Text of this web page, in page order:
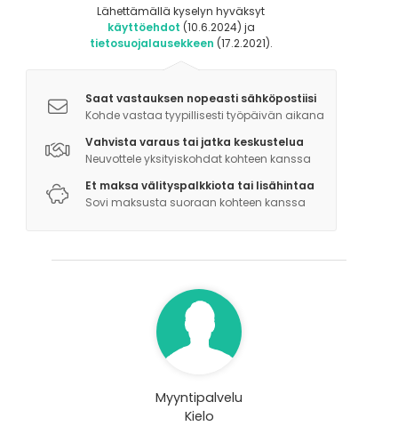
Lähettämällä kyselyn hyväksyt
käyttöehdot (10.6.2024) ja
tietosuojalausekkeen (17.2.2021).
Saat vastauksen nopeasti sähköpostiisi
Kohde vastaa tyypillisesti työpäivän aikana
Vahvista varaus tai jatka keskustelua
Neuvottele yksityiskohdat kohteen kanssa
Et maksa välityspalkkiota tai lisähintaa
Sovi maksusta suoraan kohteen kanssa
Myyntipalvelu
Kielo